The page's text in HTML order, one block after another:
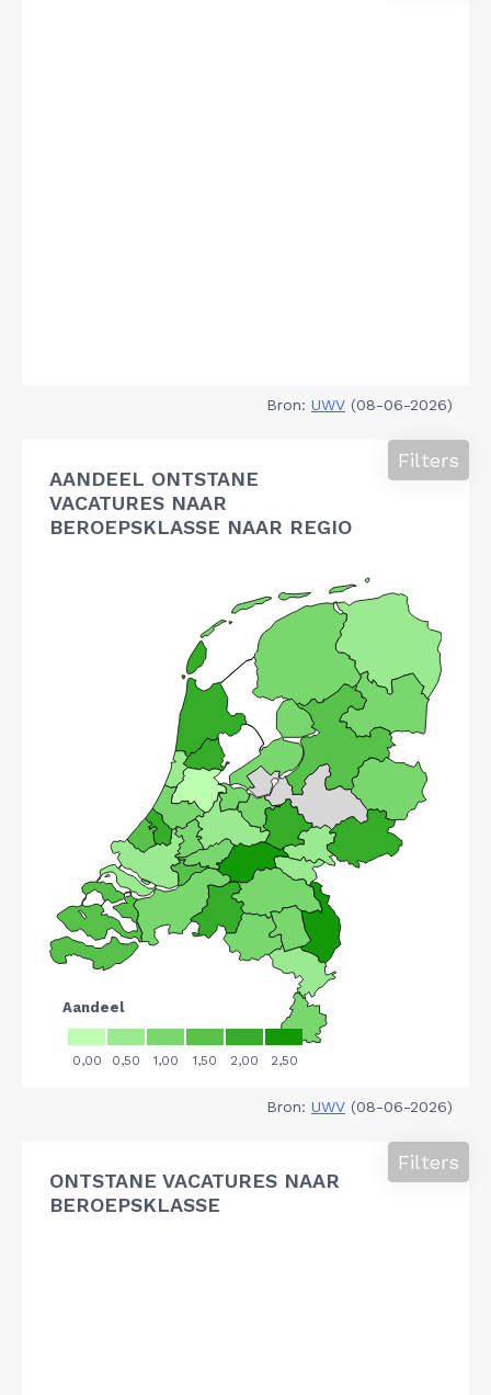
Bron: UWV (08-06-2026)
AANDEEL ONTSTANE
VACATURES NAAR
BEROEPSKLASSE NAAR REGIO
Filters
Bron: UWV (08-06-2026)
ONTSTANE VACATURES NAAR
BEROEPSKLASSE
Filters